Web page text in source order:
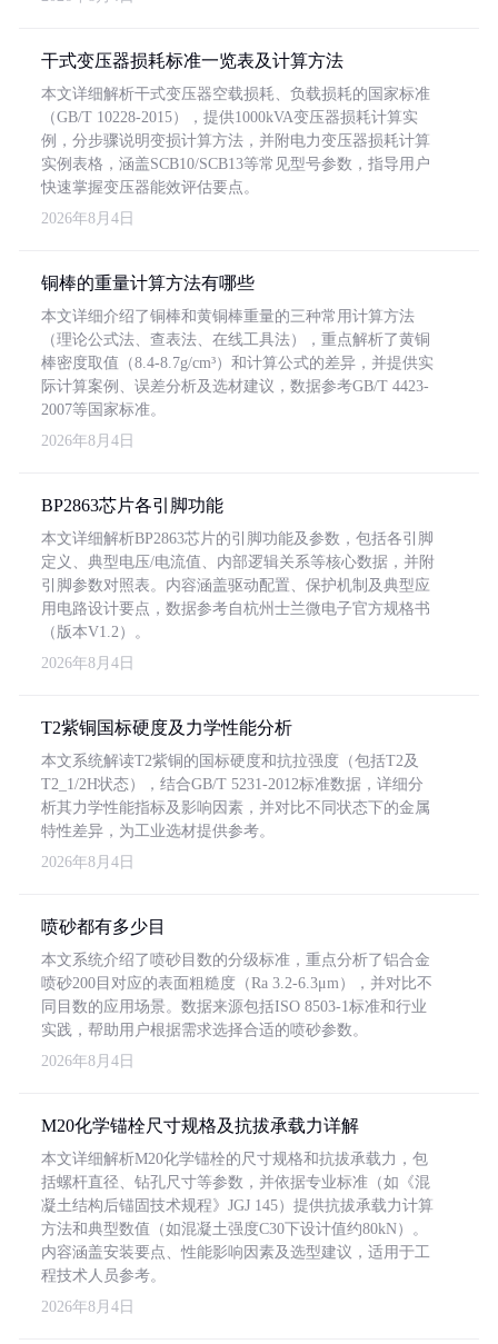
干式变压器损耗标准一览表及计算方法
本文详细解析干式变压器空载损耗、负载损耗的国家标准
（GB/T 10228-2015），提供1000kVA变压器损耗计算实
例，分步骤说明变损计算方法，并附电力变压器损耗计算
实例表格，涵盖SCB10/SCB13等常见型号参数，指导用户
快速掌握变压器能效评估要点。
2026年8月4日
铜棒的重量计算方法有哪些
本文详细介绍了铜棒和黄铜棒重量的三种常用计算方法
（理论公式法、查表法、在线工具法），重点解析了黄铜
棒密度取值（8.4-8.7g/cm³）和计算公式的差异，并提供实
际计算案例、误差分析及选材建议，数据参考GB/T 4423-
2007等国家标准。
2026年8月4日
BP2863芯片各引脚功能
本文详细解析BP2863芯片的引脚功能及参数，包括各引脚
定义、典型电压/电流值、内部逻辑关系等核心数据，并附
引脚参数对照表。内容涵盖驱动配置、保护机制及典型应
用电路设计要点，数据参考自杭州士兰微电子官方规格书
（版本V1.2）。
2026年8月4日
T2紫铜国标硬度及力学性能分析
本文系统解读T2紫铜的国标硬度和抗拉强度（包括T2及
T2_1/2H状态），结合GB/T 5231-2012标准数据，详细分
析其力学性能指标及影响因素，并对比不同状态下的金属
特性差异，为工业选材提供参考。
2026年8月4日
喷砂都有多少目
本文系统介绍了喷砂目数的分级标准，重点分析了铝合金
喷砂200目对应的表面粗糙度（Ra 3.2-6.3μm），并对比不
同目数的应用场景。数据来源包括ISO 8503-1标准和行业
实践，帮助用户根据需求选择合适的喷砂参数。
2026年8月4日
M20化学锚栓尺寸规格及抗拔承载力详解
本文详细解析M20化学锚栓的尺寸规格和抗拔承载力，包
括螺杆直径、钻孔尺寸等参数，并依据专业标准（如《混
凝土结构后锚固技术规程》JGJ 145）提供抗拔承载力计算
方法和典型数值（如混凝土强度C30下设计值约80kN）。
内容涵盖安装要点、性能影响因素及选型建议，适用于工
程技术人员参考。
2026年8月4日